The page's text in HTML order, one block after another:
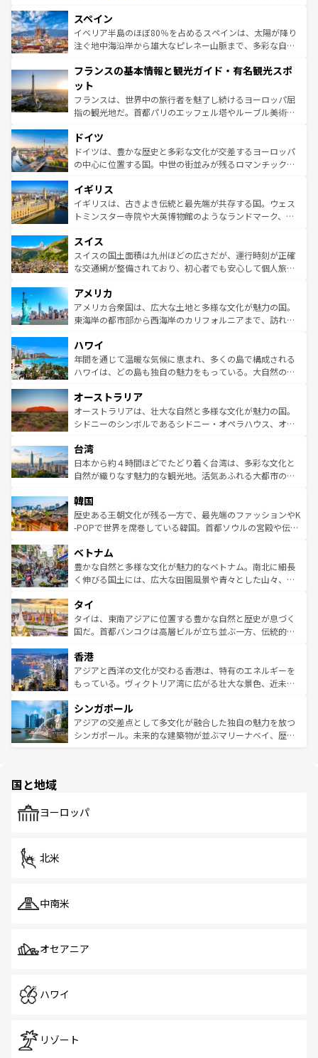
ろん、トスカーナの美しい田園風景やアマルフィ海岸の絶
景など、自然景観も見逃せない。観光の合間には、本場の
ピザやパスタなど、絶品のイタリア料理を堪能することも
ませてくれるイタリアで、忘れられない旅をしてみよう！
なお、新着のイタリア情報は
しい。
スペイン
イベリア半島のほぼ80％を占めるスペインは、太陽が降り
注ぐ地中海沿岸から雄大なピレネー山脈まで、多彩な自然
文化が根付くこの国では、情熱的なフラメンコ、熱気あふ
れる闘牛、そして美味しいタパスが生活の一部となってい
る。首都マドリードの洗練された雰囲気や、バルセロナの
アートに溢れた街角から、地方では古代ローマ遺跡や中世
せる。地方によって風土や気候が異なるスペインはその個
性で訪れる人を魅了する。 なお、新着のスペイン情報は コ
ンテンツ一覧を参照してほしい。
フランスの基本情報と観光ガイド・有名観光スポ
ット
フランスは、世界中の旅行者を魅了し続けるヨーロッパ屈
指の観光地だ。首都パリのエッフェル塔やルーブル美術館
で、幅広い魅力が詰まっている。華麗な宮殿、歴史的な大
聖堂、美しいビーチ、そして豊かな自然が、訪れる者を心
から魅了する。また、フランスは美食の国としても知ら
いる。シャンパンの発祥地であるランス、プロヴァンスの
香り高いラベンダー畑など、多彩な楽しみ方が可能だ。さ
らに、パリ以外の地域にも魅力が溢れており、どの街角に
れる地方に足を運ぶとそれぞれで全く異なる文化を体験で
きるだろう。 なお、新着のフランス情報はコンテンツ一覧
を参照してほしい。
ドイツ
ドイツは、豊かな歴史と多彩な文化が交差するヨーロッパ
の中心に位置する国。中世の街並みが残るロマンチック街
顔を持つこの国は、どこを歩いても飽きることがない。ベ
ルリンの文化的活気、バイエルン州のアルプスの絶景、そ
してライン川沿いのワイン畑といった風景は必見。ビール
は、お酒好きな人にはぜひ体験してほしい。 なお、新着の
ドイツ情報はコンテンツ一覧を参照してほしい。
イギリス
イギリスは、古きよき伝統と最先端が共存する国。ウェス
トミンスター寺院や大英博物館のようなランドマーク、歴
リアごとに異なる魅力がある。また、優雅なアフタヌーン
ティー、ビール好きにはたまらない英国パブ、サッカー観
戦など、本場だからこそできる体験も豊富。イギリスを旅
ンツ一覧を参照してほしい。
スイス
スイスの国土面積は九州ほどの広さだが、運行時刻が正確
な交通網が整備されており、初心者でも安心して個人旅行
の建物がそのまま残る町や、スイスならではのユニークな
博物館もあり、アルプス観光だけでなく町歩きも満喫する
ことができる。国民の所得が高いため物価も高いが、旅行
ば市内交通費無料で観光を楽しむこともできる。 なお、新
着のスイス情報はコンテンツ一覧 を参照してほしい。
アメリカ
アメリカ合衆国は、広大な土地と多様な文化が魅力の国。
東海岸の都市部から西海岸のカリフォルニアまで、訪れる
のような巨大都市は、観光、ショッピング、エンターテイ
ンメントが詰まった刺激的なスポットだ。一方、アメリカ
西部には大自然が広がり、グランドキャニオンやイエロー
部のニューオーリンズでは、音楽と美食が融合した独特の
文化が魅力。旅行者はアメリカの各地域で異なる魅力を楽
しみながら、その多様性と豊かな歴史を感じることができ
ならではの贅沢な旅のスタイルだ。 なお、新着のアメリカ
情報はコンテンツ一覧を参照してほしい。
ハワイ
年間を通じて温暖な気候に恵まれ、多くの島で構成される
ハワイは、どの島も独自の魅力をもっている。大自然の神
ワイ島は見逃せない。また、定番の観光地といえばオアフ
島だが、静かな自然を求めるならマウイ島やカウアイ島が
おすすめ。エメラルドグリーンに輝く海をはじめ、豊かな
れるおもてなしの心で訪れる人々を迎えてくれるハワイの
人々、おいしいローカルフードやハワイアンミュージッ
ク、伝統的なフラダンスなど、すべてがハワイの魅力を彩
ワイを、存分に味わってほしい。 なお、新着のハワイ情報
はコンテンツ一覧を参照してほしい。
オーストラリア
オーストラリアは、壮大な自然と多様な文化が魅力の国。
シドニーのシンボルであるシドニー・オペラハウス、オー
リアリーフや大陸中央部にそびえるウルル（エアーズロッ
ク）、タスマニアの美しい原生林やケアンズの熱帯雨林な
ど、見どころがたくさん。また、カフェやワイン、オージ
いる。アクティビティも充実しており、サーフィンやダイ
ビング、ハイキングなど、アウトドア好きにはたまらな
い。オーストラリアの多彩な魅力を存分に味わいつくそ
参照してほしい。
台湾
日本から約４時間ほどでたどり着く台湾は、多彩な文化と
自然が織りなす魅力的な観光地。活気あふれる大都市の台
ン）、静ひつな山岳地帯である台湾東部など、都市の喧騒
と山間の静けさが共存しており、訪れる人に新しい発見と
驚きをもたらしてくれる。また、奥深い台湾の食文化も魅
容にもいいと評判のスイーツなど、バラエティ豊かな料理
が味わえる。 なお、新着の台湾情報は コンテンツ一覧を参
照してほしい。
韓国
歴史ある王朝文化が残る一方で、最先端のファッションやK
-POPで世界を席巻している韓国。首都ソウルの宮殿や伝統
き、地方に足を延ばせば四季折々の自然美を楽しむことが
できる。そして、キムチや焼肉、絶品のストリートフード
まで、さまざまな韓国料理が待っている。夜には、韓国な
リティに包まれながら、韓国の多彩な魅力を心ゆくまで味
わってみてほしい。 なお、新着の韓国情報はコンテンツ一
覧を参照してほしい。
ベトナム
豊かな自然と多様な文化が魅力的なベトナム。南北に細長
く伸びる国土には、広大な田園風景や青々とした山々、世
急速な発展と共に伝統が息づく。ハノイの古い町並みやホ
ーチミン市のフランス統治時代の建物も、独特の雰囲気を
醸し出している。また、バラエティの豊かさとおいしさで
とつ。フォーやバインミー、ベトナムコーヒーなどは、ぜ
ひ現地で味わいたい。どの地域を訪れてもあたたかい人々
が旅行者を迎えてくれるので、きっと忘れられない旅にな
参照してほしい。
タイ
タイは、東南アジアに位置する豊かな自然と歴史が息づく
国だ。首都バンコクは高層ビルが立ち並ぶ一方、伝統的な
の活気が交差している。北部ではチェンマイなどの山岳地
帯で自然と触れ合い、南部ではプーケットやクラビの美し
いビーチでリゾート気分を楽しむことができる。タイ料理
激する。気候は一年中温暖で、どの季節にも異なる楽しみ
が待っている。親しみやすいタイの人々、仏教を中心とし
た文化、そして多様な観光資源が、訪れる旅人を魅了し続
香港
アジアと西洋の文化が交わる香港は、特有のエネルギーを
もっている。ヴィクトリア湾に広がる壮大な景色、近未来
み、どこを訪れても感動するはず。観光スポットが密集し
ており、効率よく見どころを回れるのも魅力。息をのむよ
うな絶景から文化的な体験まで、香港を存分に楽しみ尽く
シンガポール
アジアの交差点として多文化が融合した独自の魅力を放つ
シンガポール。未来的な建築物が並ぶマリーナベイ、歴史
で、ホーカーズは地元の風情を楽しめる外せないスポット
国と地域
ヨーロッパ
北米
中南米
オセアニア
ハワイ
リゾート